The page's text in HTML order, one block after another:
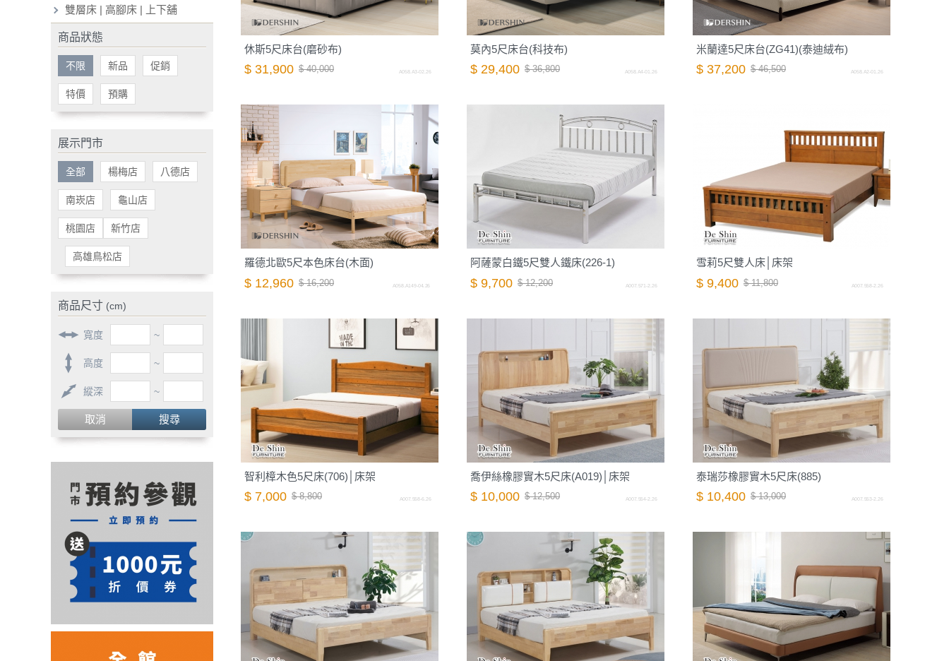
雙層床 | 高腳床 | 上下舖
商品狀態
不限 新品 促銷
特價 預購
展示門市
全部 楊梅店 八德店
南崁店 龜山店
桃園店 新竹店
高雄鳥松店
商品尺寸 (cm)
寬度 ~
高度 ~
縱深 ~
取消 搜尋
休斯5尺床台(磨砂布)
$ 31,900 $ 40,000 A058.A3-02.26
莫內5尺床台(科技布)
$ 29,400 $ 36,800 A058.A4-01.26
米蘭達5尺床台(ZG41)(泰迪絨布)
$ 37,200 $ 46,500 A058.A2-01.26
羅德北歐5尺本色床台(木面)
$ 12,960 $ 16,200 A058.A149-04.26
阿薩蒙白鐵5尺雙人鐵床(226-1)
$ 9,700 $ 12,200 A007.571-2.26
雪莉5尺雙人床│床架
$ 9,400 $ 11,800 A007.558-2.26
智利樟木色5尺床(706)│床架
$ 7,000 $ 8,800 A007.558-6.26
喬伊絲橡膠實木5尺床(A019)│床架
$ 10,000 $ 12,500 A007.554-2.26
泰瑞莎橡膠實木5尺床(885)
$ 10,400 $ 13,000 A007.553-2.26